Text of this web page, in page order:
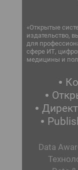
«Открытые
издательство,
для
сфере ИТ,
медицины и
Data